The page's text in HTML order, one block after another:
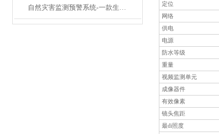
自然灾害监测预警系统-一款生财有道的山体滑坡监测预警系统#2024已更新
定位
网络
供电
电源
防水等级
重量
视频监测单元
成像器件
有效像素
镜头焦距
最di照度